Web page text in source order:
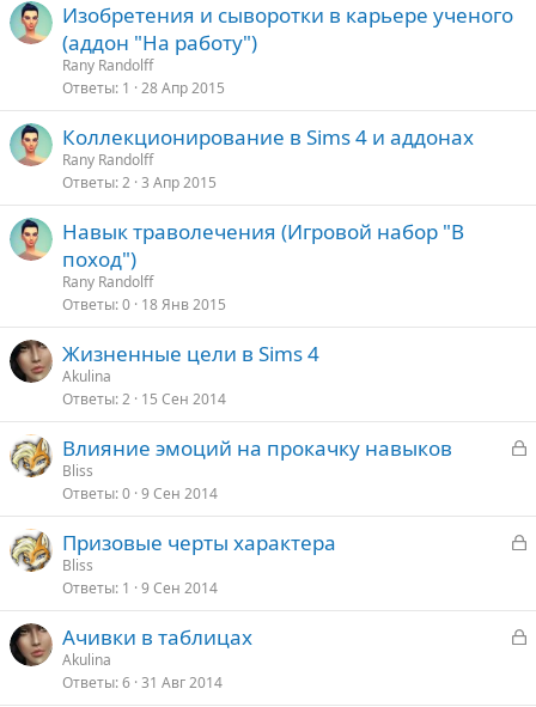
Изобретения и сыворотки в карьере ученого
(аддон "На работу")
Rany Randolff
Ответы 1 28 Апр 2015
Коллекционирование в Sims 4 и аддонах
Rany Randolff
Ответы 2 3 Апр 2015
Навык траволечения (Игровой набор "В
поход")
Rany Randolff
Ответы 0 18 Янв 2015
Жизненные цели в Sims 4
Akulina
Ответы 2 15 Сен 2014
З
р
Влияние эмоций на прокачку навыков
Bliss
Ответы 0 9 Сен 2014
З
р
Призовые черты характера
Bliss
Ответы 1 9 Сен 2014
З
Ачивки в таблицах
Akulina
Ответы 6 31 Авг 2014